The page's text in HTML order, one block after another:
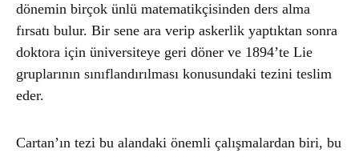
dönemin birçok ünlü matematikçisinden ders alma
fırsatı bulur. Bir sene ara verip askerlik yaptıktan sonra
doktora için üniversiteye geri döner ve 1894’te Lie
gruplarının sınıflandırılması konusundaki tezini teslim
eder.
Cartan’ın tezi bu alandaki önemli çalışmalardan biri, bu